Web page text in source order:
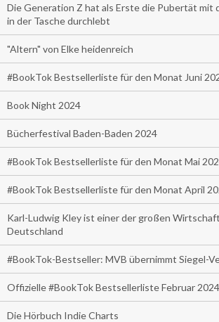
Die Generation Z hat als Erste die Pubertät mit
in der Tasche durchlebt
"Altern" von Elke heidenreich
#BookTok Bestsellerliste für den Monat Juni
Book Night 2024
Bücherfestival Baden-Baden 2024
#BookTok Bestsellerliste für den Monat Mai
#BookTok Bestsellerliste für den Monat April
Karl-Ludwig Kley ist einer der großen
Deutschland
#BookTok-Bestseller: MVB übernimmt Siegel-
Offizielle #BookTok Bestsellerliste Februar 2024
Die Hörbuch Indie Charts